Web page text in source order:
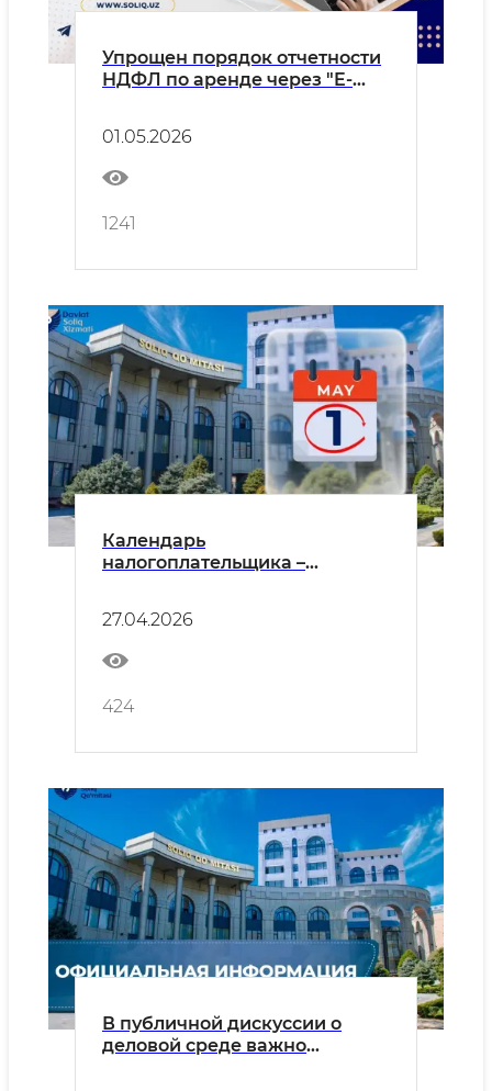
Упрощен порядок отчетности
НДФЛ по аренде через "E-
01.05.2026
1241
Календарь
налогоплательщика –
27.04.2026
424
В публичной дискуссии о
деловой среде важно